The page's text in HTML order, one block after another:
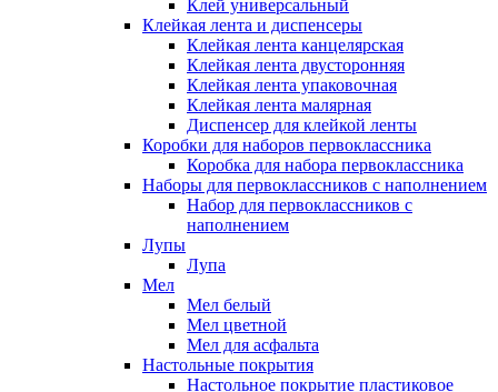
Клей универсальный
Клейкая лента и диспенсеры
Клейкая лента канцелярская
Клейкая лента двусторонняя
Клейкая лента упаковочная
Клейкая лента малярная
Диспенсер для клейкой ленты
Коробки для наборов первоклассника
Коробка для набора первоклассника
Наборы для первоклассников с наполнением
Набор для первоклассников с
наполнением
Лупы
Лупа
Мел
Мел белый
Мел цветной
Мел для асфальта
Настольные покрытия
Настольное покрытие пластиковое